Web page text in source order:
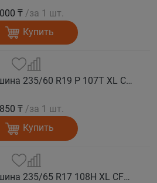
₸ /за 1 шт.
Купить
COMFORSER Автошина 235/60 R19 P 107T XL CF1100 RWL лето
₸ /за 1 шт.
Купить
COMFORSER Автошина 235/65 R17 108H XL CF1100 OWL лето